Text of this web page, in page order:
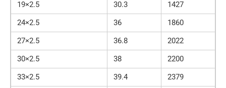
19×2.5 30.3
1427
24×2.5
36
1860
27×2.5
36.8
2022
30×2.5
38
2200
33×2.5
39.4
2379